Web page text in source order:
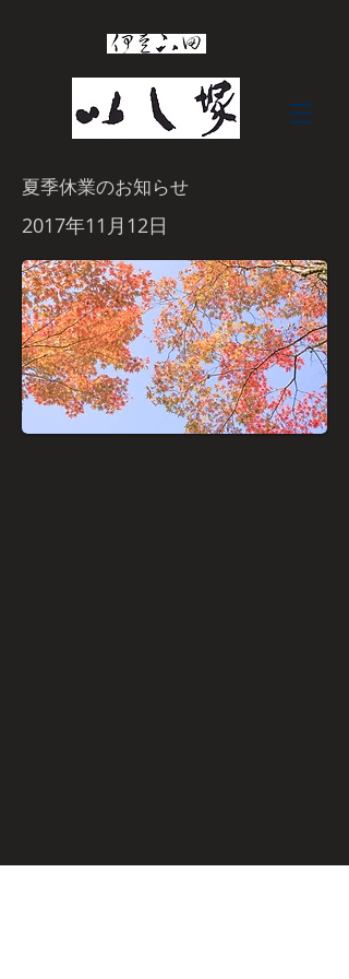
夏季休業のお知らせ
2017年11月12日